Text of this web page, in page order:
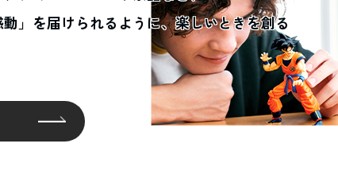
」を届けられるように、楽しいときを創る